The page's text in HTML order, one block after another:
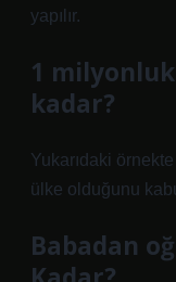
yapılır.
1
kadar?
Yukarıdaki
ülke olduğunu
Babadan